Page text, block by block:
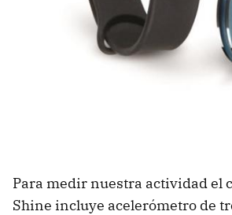
Para medir nuestra actividad el
Shine incluye acelerómetro de